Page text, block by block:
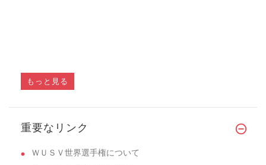
もっと見る
重要なリンク
ＷＵＳＶ世界選手権について